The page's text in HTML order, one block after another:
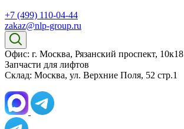
+7 (499) 110-04-44
zakaz@nlp-group.ru
Офис: г. Москва, Рязанский проспект, 10к18
Запчасти для лифтов
Склад: Москва, ул. Верхние Поля, 52 стр.1